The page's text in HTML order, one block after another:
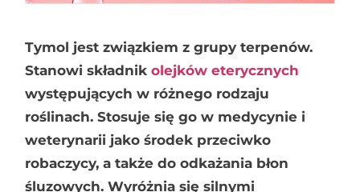
Tymol jest związkiem z grupy terpenów.
Stanowi składnikolejków eterycznych
występujących w różnego rodzaju
roślinach. Stosuje się go w medycynie i
weterynarii jako środek przeciwko
robaczycy, a także do odkażania błon
śluzowych. Wyróżnia się silnymi